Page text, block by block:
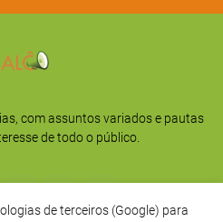
com assuntos variados e pautas
de todo o público.
de terceiros (Google) para